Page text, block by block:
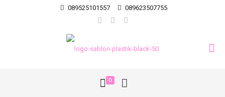
089525101557 089623507755
0